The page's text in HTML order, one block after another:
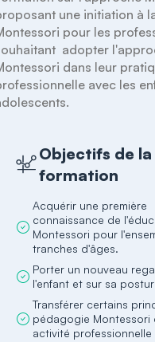
une initiation à
pour les
adopter
dans leur
avec les
Objectifs de la
formation
Acquérir une première
connaissance de
Montessori pour
tranches d'âges.
Porter un nouveau
l'enfant et sur sa
Transférer certains
pédagogie Montessori
activité professionnelle